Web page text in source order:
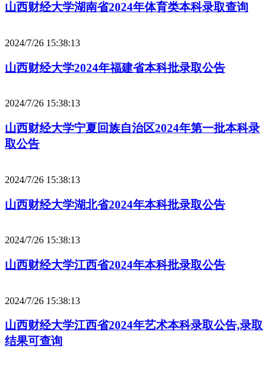
山西财经大学湖南省2024年体育类本科录取查询
2024/7/26 15:38:13
山西财经大学2024年福建省本科批录取公告
2024/7/26 15:38:13
山西财经大学宁夏回族自治区2024年第一批本科录
取公告
2024/7/26 15:38:13
山西财经大学湖北省2024年本科批录取公告
2024/7/26 15:38:13
山西财经大学江西省2024年本科批录取公告
2024/7/26 15:38:13
山西财经大学江西省2024年艺术本科录取公告,录取
结果可查询